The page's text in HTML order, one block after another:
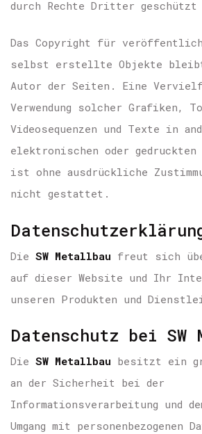
durch Rechte Dritter geschützt
Das Copyright für
selbst erstellte Objekte
Autor der Seiten. Eine
Verwendung solcher Grafiken,
Videosequenzen und Texte in
elektronischen oder
ist ohne ausdrückliche
nicht gestattet.
Die SW Metallbau freut sich
auf dieser Website und Ihr
unseren Produkten und
Datenschutz bei SW
Die SW Metallbau besitzt ein
an der Sicherheit bei der
Informationsverarbeitung und
Umgang mit personenbezogenen